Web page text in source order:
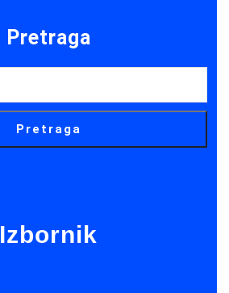
Pretraga
Pretraga
Izbornik